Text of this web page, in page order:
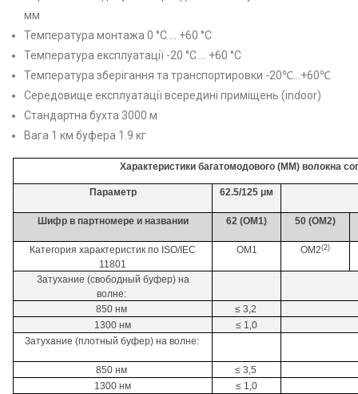
мм
Температура монтажа 0 °С … +60 °С
Температура експлуатації -20 °C … +60 °C
Температура зберігання та транспортировки -20℃…+60℃
Середовище експлуатації всередині приміщень (indoor)
Стандартна бухта 3000 м
Вага 1 км буфера 1.9 кг
Характеристики багатомодового (MM) волокна
Параметр 62.5/125 μм
Шифр в партномере и названии 62 (OM1) 50 (OM2)
Категория характеристик по ISO/IEC
11801
OM1 OM2(2)
Затухание (свободный буфер) на
волне:
850 нм
≤ 3,2
1300 нм
≤ 1,0
Затухание (плотный буфер) на волне:
850 нм
≤ 3,5
1300 нм
≤ 1,0